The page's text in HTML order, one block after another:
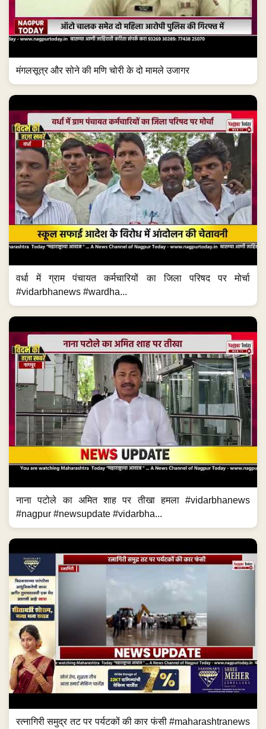
मंगलसूत्र और सोने की मणि चोरी के दो मामले उजागर
वर्धा में ग्राम पंचायत कर्मचारियों का जिला परिषद पर मोर्चा
#vidarbhanews #wardha...
नाना पटोले का अमित शाह पर तीखा हमला #vidarbhanews
#nagpur #newsupdate #vidarbha...
रत्नागिरी समुद्र तट पर पर्यटकों की कार फंसी #maharashtranews